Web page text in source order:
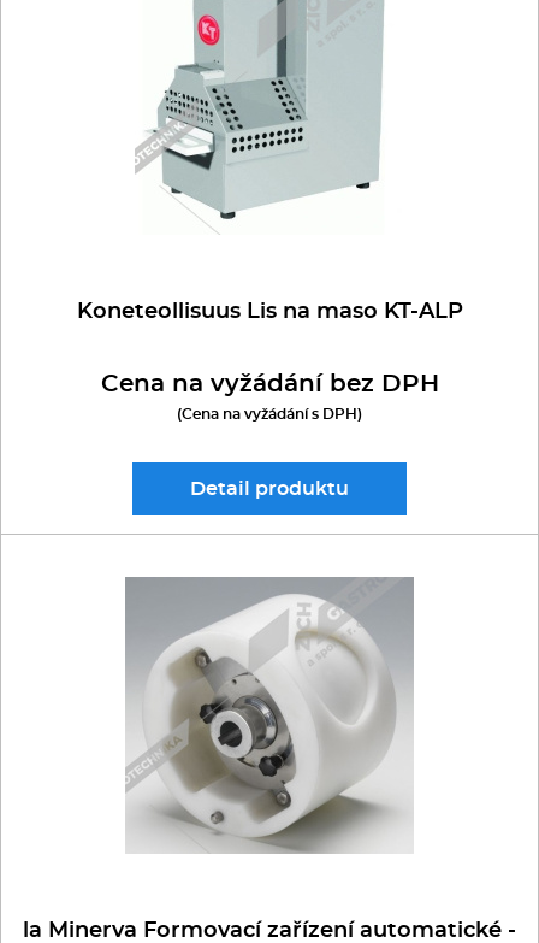
Vařiče a výrobníky těstovin
Nástroje
Vodní lázně
BAZAR
sestavy FEUMA
Koneteollisuus Lis na maso KT-ALP
Cena na vyžádání bez DPH
(Cena na vyžádání s DPH)
Detail produktu
la Minerva Formovací zařízení automatické -